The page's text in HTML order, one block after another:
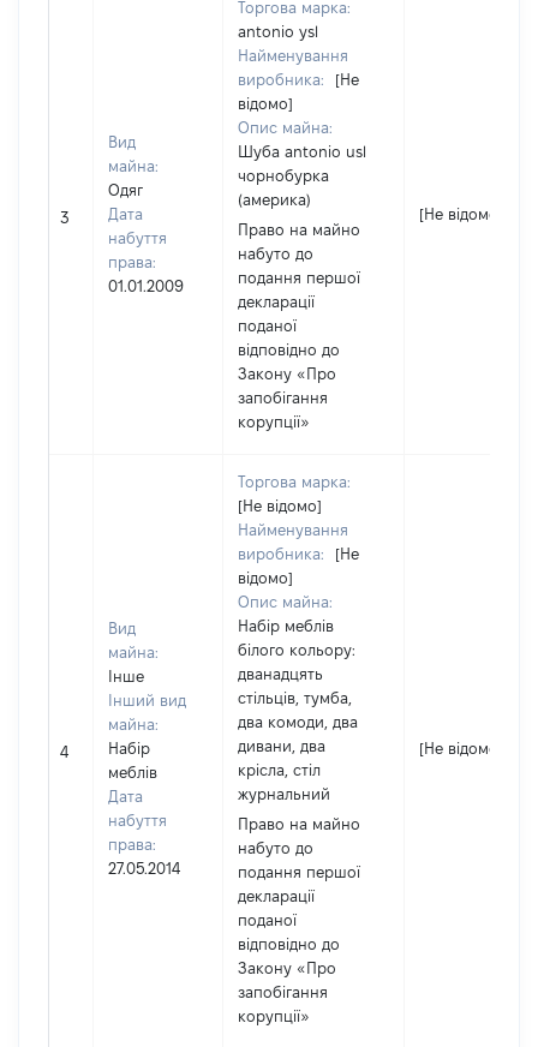
3
Вид
майна:
Одяг
Дата
набуття
права:
01.01.2009
Торгова марка:
antonio ysl
Найменування
виробника:
[Не
відомо]
Опис майна:
Шуба antonio usl
чорнобурка
(америка)
Право на майно
набуто до
подання першої
декларації
поданої
відповідно до
Закону «Про
запобігання
корупції»
[Не відомо]
4
Вид
майна:
Інше
Інший вид
майна:
Набір
меблів
Дата
набуття
права:
27.05.2014
Торгова марка:
[Не відомо]
Найменування
виробника:
[Не
відомо]
Опис майна:
Набір меблів
білого кольору:
дванадцять
стільців, тумба,
два комоди, два
дивани, два
крісла, стіл
журнальний
Право на майно
набуто до
подання першої
декларації
поданої
відповідно до
Закону «Про
запобігання
корупції»
[Не відомо]